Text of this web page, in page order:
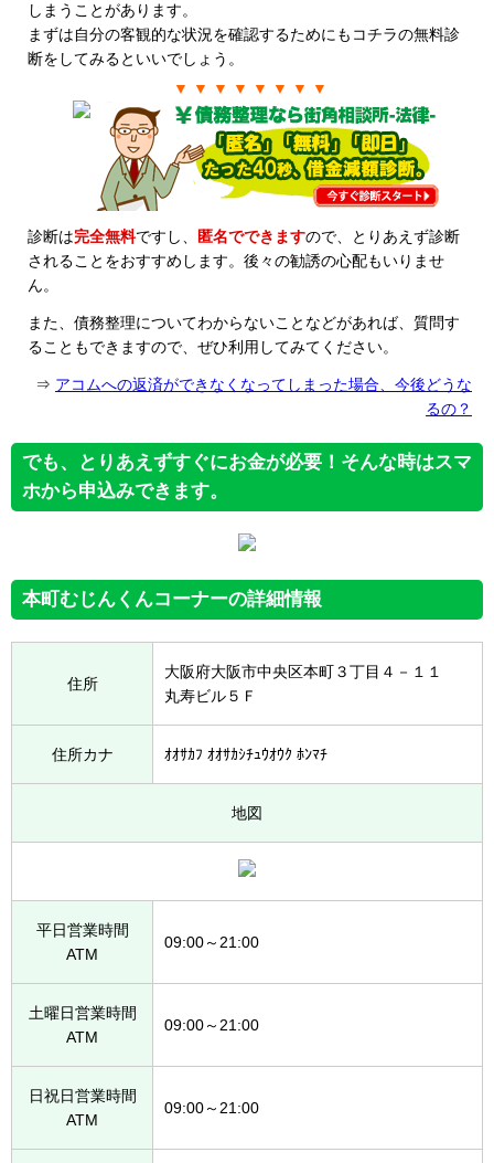
しまうことがあります。
まずは自分の客観的な状況を確認するためにもコチラの無料診
断をしてみるといいでしょう。
▼ ▼ ▼ ▼ ▼ ▼ ▼ ▼
診断は完全無料ですし、 匿名でできますので、とりあえず診断
されることをおすすめします。後々の勧誘の心配もいりませ
ん。
また、債務整理についてわからないことなどがあれば、質問す
ることもできますので、ぜひ利用してみてください。
⇒ アコムへの返済ができなくなってしまった場合、今後どうな
るの？
でも、とりあえずすぐにお金が必要！そんな時はスマ
ホから申込みできます。
本町むじんくんコーナーの詳細情報
住所
大阪府大阪市中央区本町３丁目４－１１
丸寿ビル５Ｆ
住所カナ ｵｵｻｶﾌ ｵｵｻｶｼﾁｭｳｵｳｸ ﾎﾝﾏﾁ
地図
平日営業時間
ATM
09:00～21:00
土曜日営業時間
ATM
09:00～21:00
日祝日営業時間
ATM
09:00～21:00